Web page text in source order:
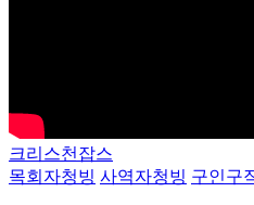
크리스천잡스
목회자청빙 사역자청빙 구인구